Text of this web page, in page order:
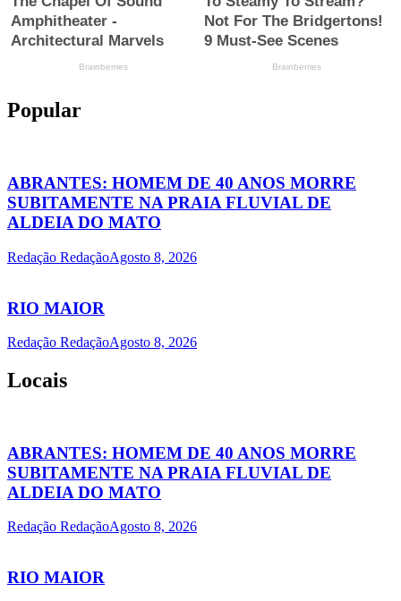
Popular
ABRANTES: HOMEM DE 40 ANOS MORRE
SUBITAMENTE NA PRAIA FLUVIAL DE
ALDEIA DO MATO
Redação RedaçãoAgosto 8, 2026
RIO MAIOR
Redação RedaçãoAgosto 8, 2026
Locais
ABRANTES: HOMEM DE 40 ANOS MORRE
SUBITAMENTE NA PRAIA FLUVIAL DE
ALDEIA DO MATO
Redação RedaçãoAgosto 8, 2026
RIO MAIOR